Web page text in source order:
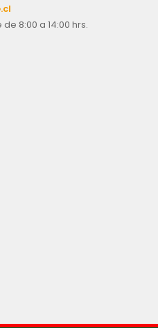
8:00 a 14:00 hrs.